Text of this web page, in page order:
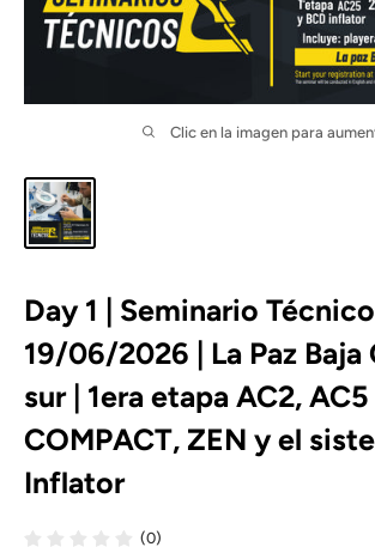
Clic en la imagen para
Day 1 | Seminario Técnico
19/06/2026 | La Paz
sur | 1era etapa AC2,
COMPACT, ZEN y el
Inflator
(0)